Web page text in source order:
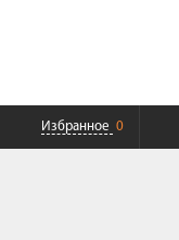
Избранное 0